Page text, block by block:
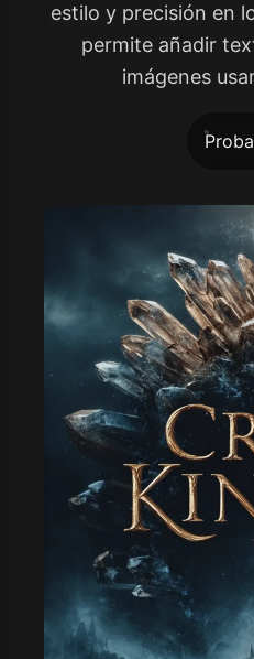
estilo y precisión en
permite añadir
imágenes